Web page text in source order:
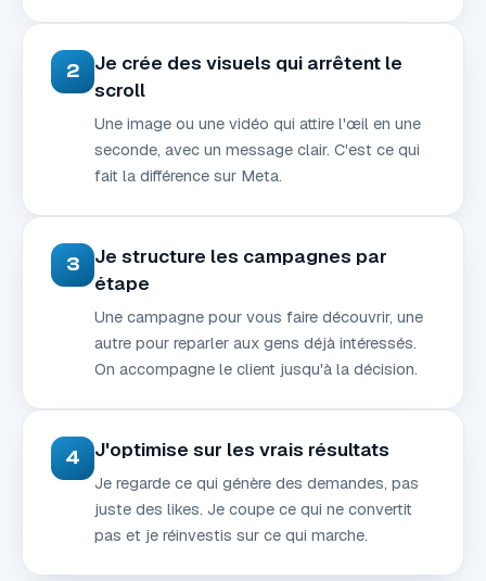
2
Je crée des visuels qui arrêtent le
scroll
Une image ou une vidéo qui attire l'œil en une
seconde, avec un message clair. C'est ce qui
fait la différence sur Meta.
3
Je structure les campagnes par
étape
Une campagne pour vous faire découvrir, une
autre pour reparler aux gens déjà intéressés.
On accompagne le client jusqu'à la décision.
4 J'optimise sur les vrais résultats
Je regarde ce qui génère des demandes, pas
juste des likes. Je coupe ce qui ne convertit
pas et je réinvestis sur ce qui marche.